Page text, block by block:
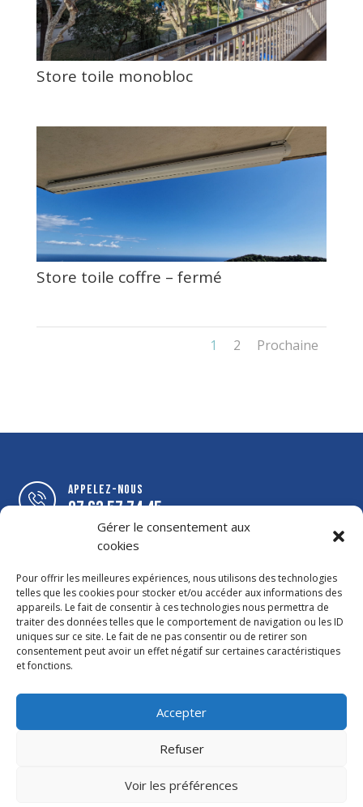
Gérer le consentement aux
cookies
Pour offrir les meilleures expériences, nous utilisons des technologies
telles que les cookies pour stocker et/ou accéder aux informations des
appareils. Le fait de consentir à ces technologies nous permettra de
traiter des données telles que le comportement de navigation ou les ID
uniques sur ce site. Le fait de ne pas consentir ou de retirer son
consentement peut avoir un effet négatif sur certaines caractéristiques
et fonctions.
Accepter
Refuser
Voir les préférences
Store toile monobloc
Store toile coffre – fermé
1 2 Prochaine
Appelez-nous
07 63 57 74 45
Suivez-nous
Auvilla.menuiseries
Ecrivez-nous
contact@auvilla.fr
Ou sommes-nous
google Map